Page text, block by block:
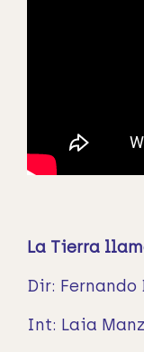
La Tierra
Dir: Fernando
Int: Laia